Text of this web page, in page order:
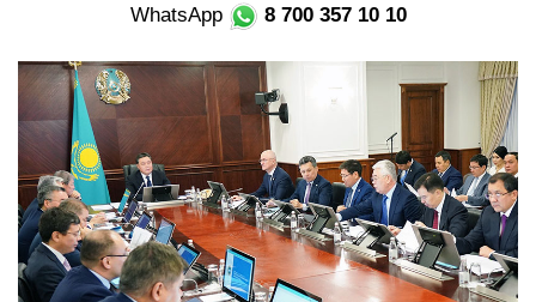
в
и
г
а
ц
и
ю
WhatsApp
8 700 357 10 10